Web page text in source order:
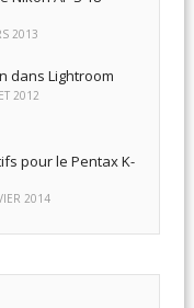
2013
dans Lightroom
2012
pour le Pentax K-
2014